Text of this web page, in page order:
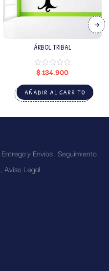
ÁRBOL TRIBAL
$134.900
AÑADIR AL CARRITO
Entrega y Envíos Seguimiento
Aviso Legal